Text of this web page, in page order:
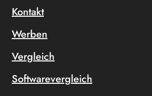
Kontakt
Werben
Vergleich
Softwarevergleich